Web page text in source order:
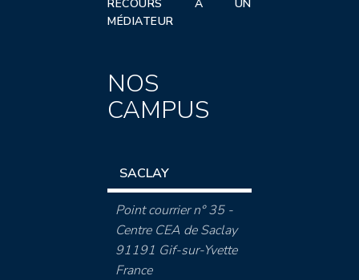
RECOURS À UN
MÉDIATEUR
NOS
CAMPUS
SACLAY
Point courrier n° 35 -
Centre CEA de Saclay
91191 Gif-sur-Yvette
France